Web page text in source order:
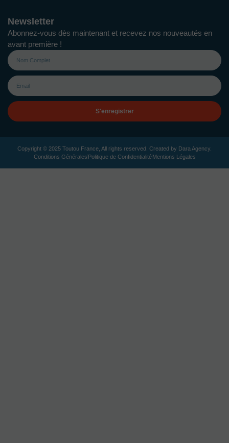
Newsletter
Abonnez-vous dès maintenant et recevez nos nouveautés en
avant première !
S'enregistrer
Copyright © 2025 Toutou France, All rights reserved. Created by Dara Agency
Conditions Générales Politique de Confidentialité Mentions Légales